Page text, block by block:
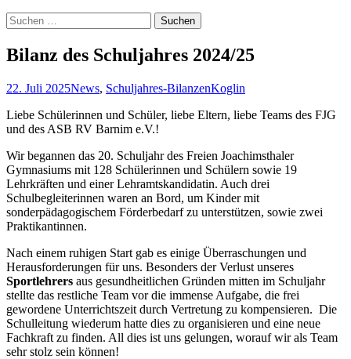
Suchen
nach:
Bilanz des Schuljahres 2024/25
22. Juli 2025News, Schuljahres-BilanzenKoglin
Liebe Schülerinnen und Schüler, liebe Eltern, liebe Teams des FJG
und des ASB RV Barnim e.V.!
Wir begannen das 20. Schuljahr des Freien Joachimsthaler
Gymnasiums mit 128 Schülerinnen und Schülern sowie 19
Lehrkräften und einer Lehramtskandidatin. Auch drei
Schulbegleiterinnen waren an Bord, um Kinder mit
sonderpädagogischem Förderbedarf zu unterstützen, sowie zwei
Praktikantinnen.
Nach einem ruhigen Start gab es einige Überraschungen und
Herausforderungen für uns. Besonders der Verlust unseres
Sportlehrers aus gesundheitlichen Gründen mitten im Schuljahr
stellte das restliche Team vor die immense Aufgabe, die frei
gewordene Unterrichtszeit durch Vertretung zu kompensieren. Die
Schulleitung wiederum hatte dies zu organisieren und eine neue
Fachkraft zu finden. All dies ist uns gelungen, worauf wir als Team
sehr stolz sein können!